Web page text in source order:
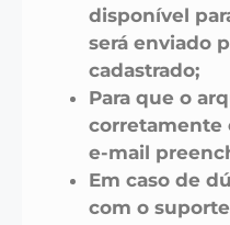
disponível
será enviado
cadastrado;
Para que o
corretamente
e-mail
Em caso de
com o